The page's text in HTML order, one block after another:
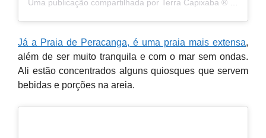
Já a Praia de Peracanga, é uma praia mais extensa,
além de ser muito tranquila e com o mar sem ondas.
Ali estão concentrados alguns quiosques que servem
bebidas e porções na areia.